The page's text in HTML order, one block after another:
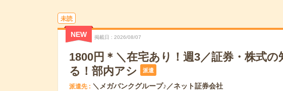
未読
NEW 掲載日 2026/08/07
1800円＊＼在宅あり！週3／証券・株式の
る！部内アシ
派遣
派遣先 ＼メガバンクグループ♪／ネット証券会社